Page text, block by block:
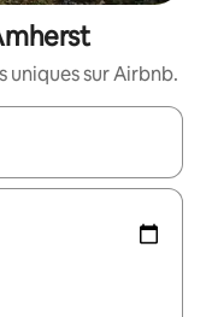
uniques sur Airbnb.
les en utilisant